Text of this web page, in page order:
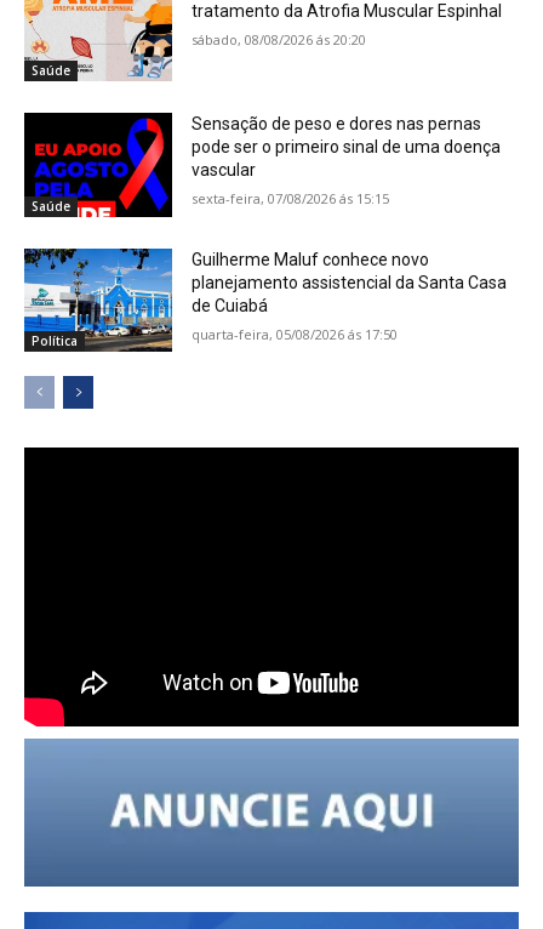
Saúde
tratamento da Atrofia Muscular Espinhal
sábado, 08/08/2026 ás 20:20
Saúde
Sensação de peso e dores nas pernas
pode ser o primeiro sinal de uma doença
vascular
sexta-feira, 07/08/2026 ás 15:15
Política
Guilherme Maluf conhece novo
planejamento assistencial da Santa Casa
de Cuiabá
quarta-feira, 05/08/2026 ás 17:50